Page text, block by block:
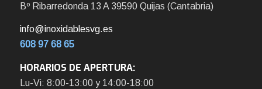
Bº Ribarredonda 13 A 39590 Quijas (Cantabria)
info@inoxidablesvg.es
608 97 68 65
HORARIOS DE APERTURA:
Lu-Vi: 8:00-13:00 y 14:00-18:00